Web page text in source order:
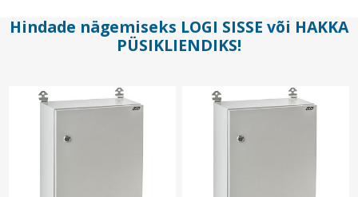
Hindade nägemiseks LOGI SISSE või HAKKA
PÜSIKLIENDIKS!